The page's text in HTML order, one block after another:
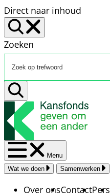
Direct naar inhoud
Zoeken
Menu
Wat we doen
Samenwerken
Over onsContactPers